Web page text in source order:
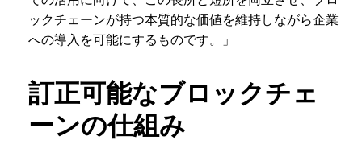
ックチェーンが持つ本質的な価値を維持しながら企業
への導入を可能にするものです。」
訂正可能なブロックチェ
ーンの仕組み